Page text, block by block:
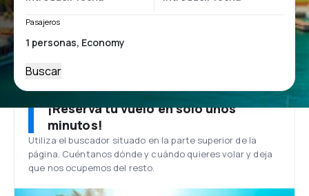
Pasajeros
Buscar
¡Reserva tu vuelo en solo unos
minutos!
Utiliza el buscador situado en la parte superior de la
página. Cuéntanos dónde y cuándo quieres volar y deja
que nos ocupemos del resto.